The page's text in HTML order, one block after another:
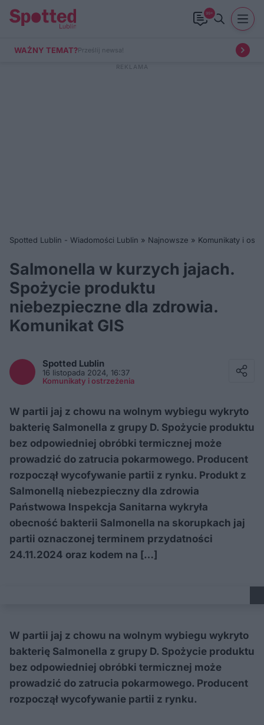
99+
WAŻNY TEMAT?Prześlij newsa!
Spotted Lublin - Wiadomości Lublin » Najnowsze » Komunikaty i
Salmonella w kurzych jajach.
Spożycie produktu
niebezpieczne dla zdrowia.
Komunikat GIS
Spotted Lublin
16 listopada 2024, 16:37
Komunikaty i ostrzeżenia
W partii jaj z chowu na wolnym wybiegu wykryto
bakterię Salmonella z grupy D. Spożycie produktu
bez odpowiedniej obróbki termicznej może
prowadzić do zatrucia pokarmowego. Producent
rozpoczął wycofywanie partii z rynku. Produkt z
Salmonellą niebezpieczny dla zdrowia
Państwowa Inspekcja Sanitarna wykryła
obecność bakterii Salmonella na skorupkach jaj
partii oznaczonej terminem przydatności
24.11.2024 oraz kodem na […]
W partii jaj z chowu na wolnym wybiegu wykryto
bakterię Salmonella z grupy D. Spożycie produktu
bez odpowiedniej obróbki termicznej może
prowadzić do zatrucia pokarmowego. Producent
rozpoczął wycofywanie partii z rynku.